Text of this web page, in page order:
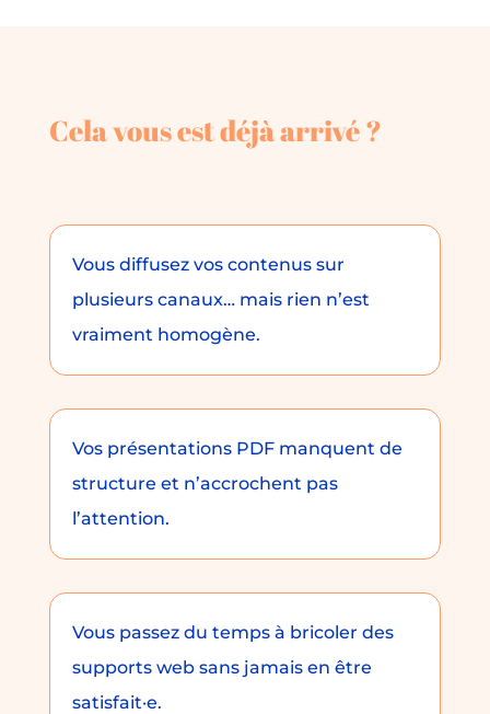
Cela vous est déjà arrivé ?
Vous diffusez vos contenus sur
plusieurs canaux… mais rien n’est
vraiment homogène.
Vos présentations PDF manquent de
structure et n’accrochent pas
l’attention.
Vous passez du temps à bricoler des
supports web sans jamais en être
satisfait·e.